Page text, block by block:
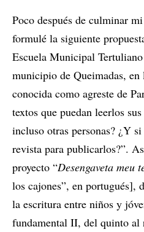
Poco después de culminar
formulé la siguiente
Escuela Municipal
municipio de Queimadas, en
conocida como agreste de
textos que puedan leerlos
incluso otras personas? ¿Y
revista para publicarlos?”.
proyecto “Desengaveta meu
los cajones”, en portugués],
la escritura entre niños y
fundamental II, del quinto al